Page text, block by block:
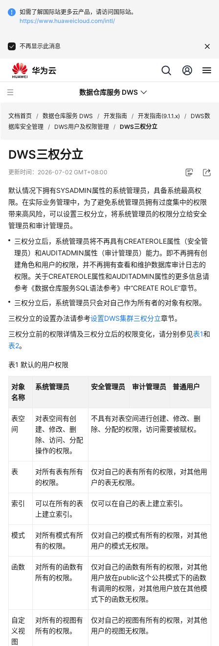
如需了解国际站更多云产品，请访问国际站。
https://www.huaweicloud.com/intl/
不再显示此消息
数据仓库服务 DWS
新
动
服
务
公
产
品
介
绍
费
说
明
快
入
门
用
最
践
据
移
与
开
发
文档首页 / 数据仓库服务 DWS / 开发指南 / 开发指南(9.1.1.x) /
DWS数
据库安全管理 / DWS用户及权限管理 / DWS三权分立
DWS三权分立
更新时间： 2026-07-02 GMT+08:00
默认情况下拥有SYSADMIN属性的系统管理员，具备系统最高权
限。在实际业务管理中，为了避免系统管理员拥有过度集中的权限
带来高风险，可以设置三权分立，将系统管理员的权限分立给安全
管理员和审计管理员。
三权分立后，系统管理员将不再具有CREATEROLE属性（安全管
理员）和AUDITADMIN属性（审计管理员）能力。即不再拥有创
建角色和用户的权限，并不再拥有查看和维护数据库审计日志的
权限。关于CREATEROLE属性和AUDITADMIN属性的更多信息请
参考《数据仓库服务SQL语法参考》中“CREATE ROLE”章节。
三权分立后，系统管理员只会对自己作为所有者的对象有权限。
三权分立的设置办法请参考设置DWS集群三权分立章节。
三权分立前的权限详情及三权分立后的权限变化，请分别参见表1和
表2。
表1 默认的用户权限
对象
名称
系统管理员 安全管理员 审计管理员 普通用户
表空
间
对表空间有创
建、修改、删
除、访问、分配
操作的权限。
不具有对表空间进行创建、修改、删
除、分配的权限，访问需要被赋权。
表
对所有表有所有
的权限。
仅对自己的表有所有的权限，对其他用
户的表无权限。
索引
可以在所有的表
上建立索引。
仅可以在自己的表上建立索引。
模式
对所有模式有所
有的权限。
仅对自己的模式有所有的权限，对其他
用户的模式无权限。
函数
对所有的函数有
所有的权限。
仅对自己的函数有所有的权限，对其他
用户放在public这个公共模式下的函数
有调用的权限，对其他用户放在其他模
式下的函数无权限。
自定
义视
图
对所有的视图有
所有的权限。
仅对自己的视图有所有的权限，对其他
用户的视图无权限。